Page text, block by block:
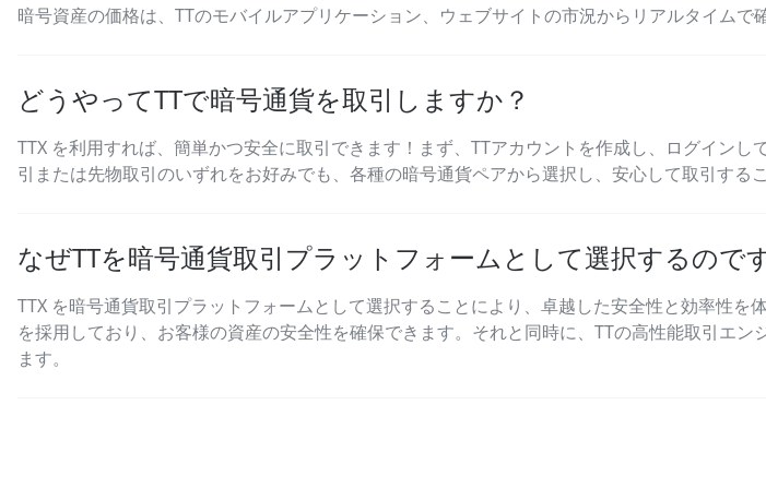
暗号資産の価格は、TTのモバイルアプリケーション、ウェブサイトの市況からリアルタイムで
どうやってTTで暗号通貨を取引しますか？
TTX を利用すれば、簡単かつ安全に取引できます！まず、 TTアカウント を作成し、ログインし
引または先物取引のいずれをお好みでも、各種の暗号通貨ペアから選択し、安心して取引する
なぜTTを暗号通貨取引プラットフォームとして選択するので
TTX を暗号通貨取引プラットフォームとして選択することにより、卓越した安全性と効率性
を採用しており、お客様の資産の安全性を確保できます。それと同時に、TTの高性能取引エ
ます。